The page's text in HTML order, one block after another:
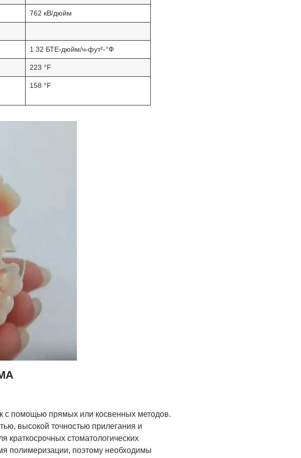
762 кВ/дюйм
1.32 БТЕ-дюйм/ч-фут²-°Ф
223 °F
158 °F
с помощью прямых или косвенных методов.
высокой точностью прилегания и
краткосрочных стоматологических
полимеризации, поэтому необходимы